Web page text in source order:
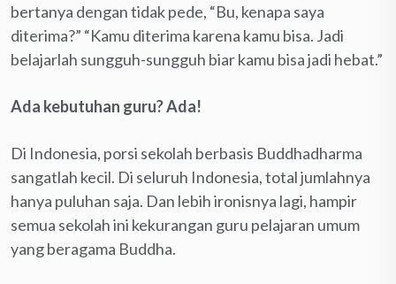
bertanya dengan tidak pede, “Bu, kenapa saya
diterima?” “Kamu diterima karena kamu bisa. Jadi
belajarlah sungguh-sungguh biar kamu bisa jadi hebat.”
Ada kebutuhan guru? Ada!
Di Indonesia, porsi sekolah berbasis Buddhadharma
sangatlah kecil. Di seluruh Indonesia, total jumlahnya
hanya puluhan saja. Dan lebih ironisnya lagi, hampir
semua sekolah ini kekurangan guru pelajaran umum
yang beragama Buddha.